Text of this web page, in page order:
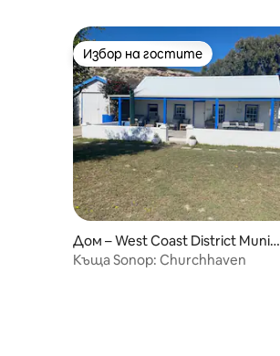
Избор на гостите
Избор на гостите
Дом – West Coast District Munici
pality
Къща Sonop: Churchhaven